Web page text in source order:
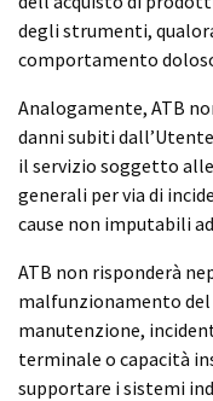
degli strumenti,
comportamento
Analogamente, ATB
danni subiti
il servizio soggetto
generali per via di
cause non imputabili
ATB non risponderà
malfunzionamento
manutenzione,
terminale o capacità
supportare i sistemi